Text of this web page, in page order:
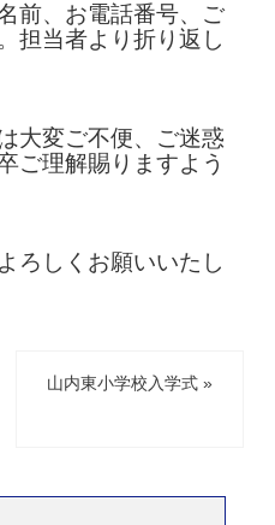
前、お電話番号、ご
担当者より折り返し
大変ご不便、ご迷惑
ご理解賜りますよう
ろしくお願いいたし
山内東小学校入学式 »